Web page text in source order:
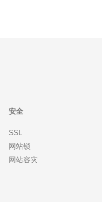
安全
SSL
网站锁
网站容灾